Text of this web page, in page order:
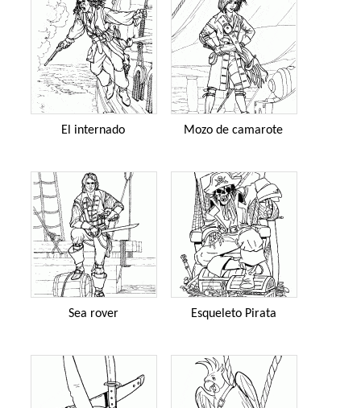
El internado Mozo de camarote
Sea rover Esqueleto Pirata